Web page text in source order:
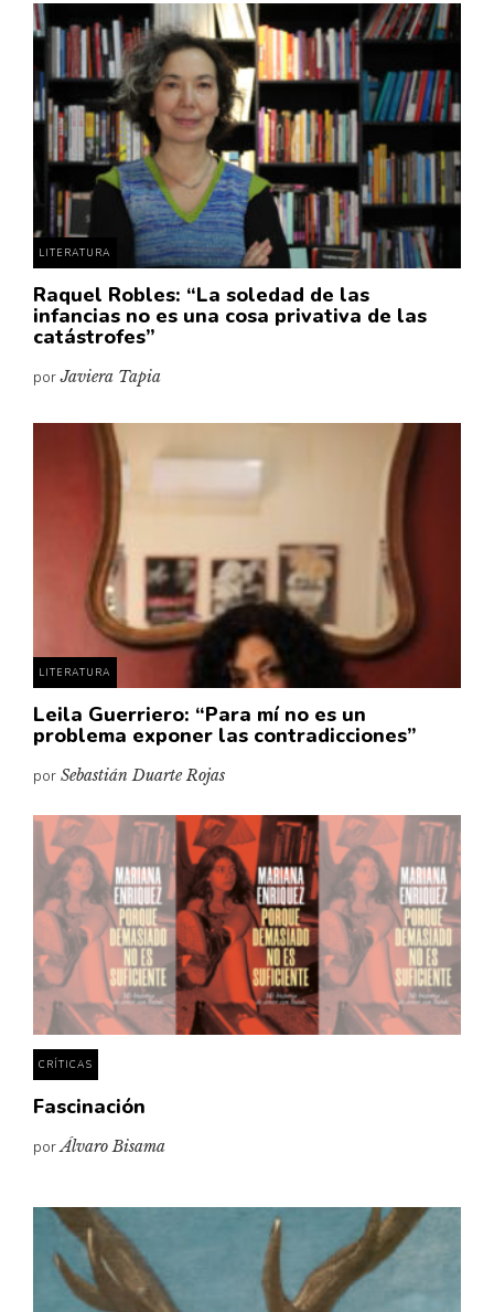
LITERATURA
Raquel Robles: “La soledad de las
infancias no es una cosa privativa de las
catástrofes”
porJaviera Tapia
LITERATURA
Leila Guerriero: “Para mí no es un
problema exponer las contradicciones”
por Sebastián Duarte Rojas
CRÍTICAS
Fascinación
porÁlvaro Bisama